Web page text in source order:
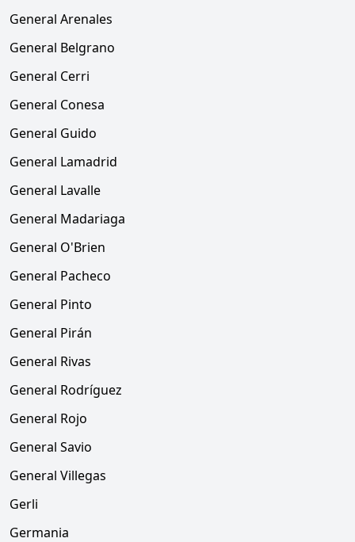
General Arenales
General Belgrano
General Cerri
General Conesa
General Guido
General Lamadrid
General Lavalle
General Madariaga
General O'Brien
General Pacheco
General Pinto
General Pirán
General Rivas
General Rodríguez
General Rojo
General Savio
General Villegas
Gerli
Germania